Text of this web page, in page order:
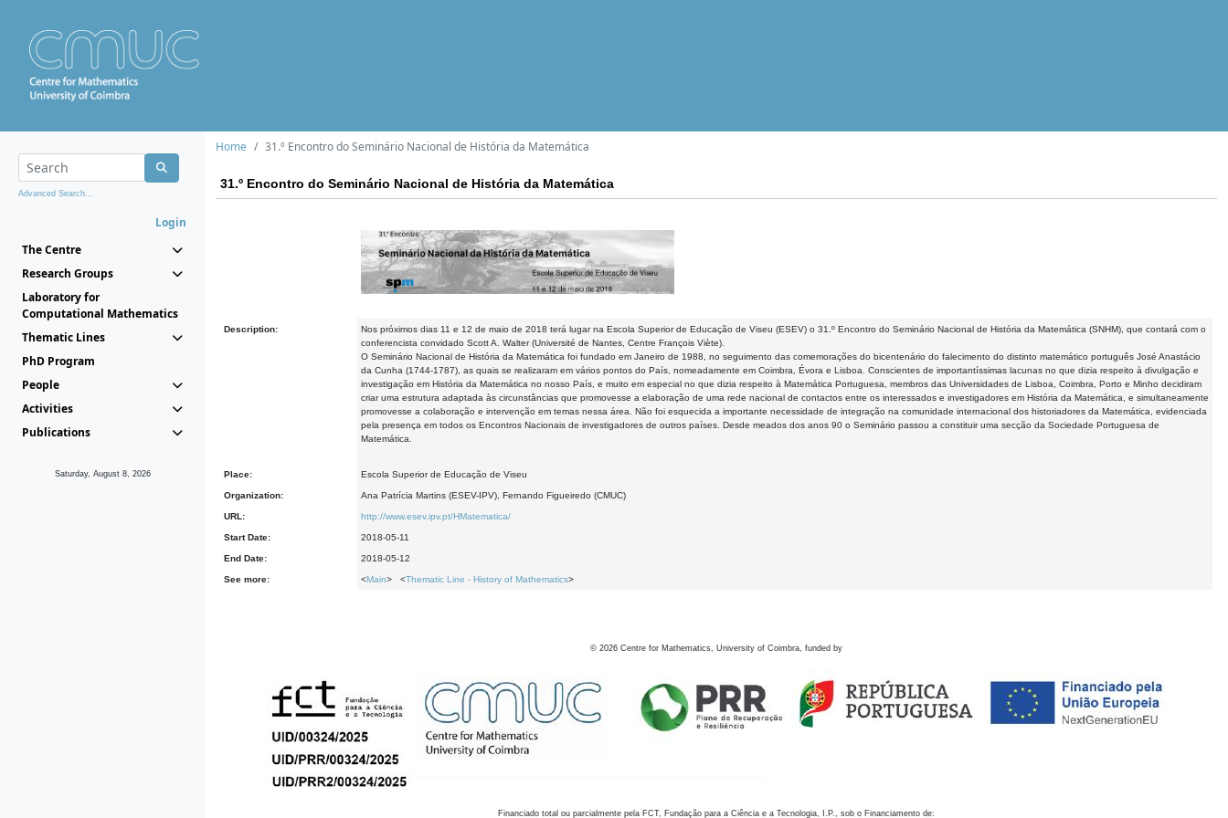
Advanced Search...
Login
The Centre
Research Groups
Laboratory for
Computational Mathematics
Thematic Lines
PhD Program
People
Activities
Publications
Saturday, August 8, 2026
Home 31.º Encontro do Seminário Nacional de História da Matemática
31.º Encontro do Seminário Nacional de História da Matemática
Description:
Nos próximos dias 11 e 12 de maio de 2018 terá lugar na Escola Superior de Educação de Viseu (ESEV) o 31.º Encontro do Seminário Nacional de História da Matemática (SNHM), que contará com o
conferencista convidado Scott A. Walter (Université de Nantes, Centre François Viète).
O Seminário Nacional de História da Matemática foi fundado em Janeiro de 1988, no seguimento das comemorações do bicentenário do falecimento do distinto matemático português José Anastácio
da Cunha (1744-1787), as quais se realizaram em vários pontos do País, nomeadamente em Coimbra, Évora e Lisboa. Conscientes de importantíssimas lacunas no que dizia respeito à divulgação e
investigação em História da Matemática no nosso País, e muito em especial no que dizia respeito à Matemática Portuguesa, membros das Universidades de Lisboa, Coimbra, Porto e Minho decidiram
criar uma estrutura adaptada às circunstâncias que promovesse a elaboração de uma rede nacional de contactos entre os interessados e investigadores em História da Matemática, e simultaneamente
promovesse a colaboração e intervenção em temas nessa área. Não foi esquecida a importante necessidade de integração na comunidade internacional dos historiadores da Matemática, evidenciada
pela presença em todos os Encontros Nacionais de investigadores de outros países. Desde meados dos anos 90 o Seminário passou a constituir uma secção da Sociedade Portuguesa de
Matemática.
Place: Escola Superior de Educação de Viseu
Organization: Ana Patrícia Martins (ESEV-IPV), Fernando Figueiredo (CMUC)
URL: http://www.esev.ipv.pt/HMatematica/
Start Date: 2018-05-11
End Date: 2018-05-12
See more: <Main> <Thematic Line - History of Mathematics>
© 2026 Centre for Mathematics, University of Coimbra, funded by
Financiado total ou parcialmente pela FCT, Fundação para a Ciência e a Tecnologia, I.P., sob o Financiamento de: